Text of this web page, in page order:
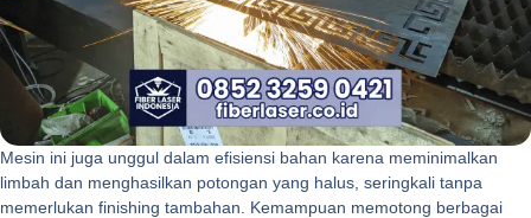
Mesin ini juga unggul dalam efisiensi bahan karena meminimalkan
limbah dan menghasilkan potongan yang halus, seringkali tanpa
memerlukan finishing tambahan. Kemampuan memotong berbagai